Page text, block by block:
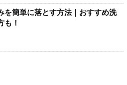
を簡単に落とす方法｜おすすめ洗
も！